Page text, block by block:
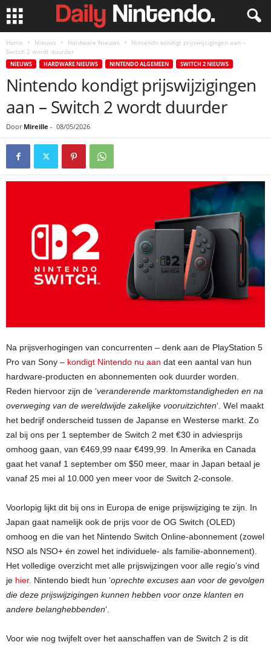
Home Nieuws Hardware Nieuws
Nintendo kondigt prijswijzigingen aan –
Switch 2 wordt duurder
NIEUWS HARDWARE NIEUWS NINTENDO ALGEMEEN SWITCH 2 NIEUWS
Nintendo kondigt prijswijzigingen
aan – Switch 2 wordt duurder
Door Mireille - 08/05/2026
Na prijsverhogingen van concurrenten – denk aan de PlayStation 5
Pro van Sony – kondigt Nintendo nu aan dat een aantal van hun
hardware-producten en abonnementen ook duurder worden.
Reden hiervoor zijn de ‘veranderende marktomstandigheden en na
overweging van de wereldwijde zakelijke vooruitzichten‘. Wel maakt
het bedrijf onderscheid tussen de Japanse en Westerse markt. Zo
zal bij ons per 1 september de Switch 2 met €30 in adviesprijs
omhoog gaan, van €469,99 naar €499,99. In Amerika en Canada
gaat het vanaf 1 september om $50 meer, maar in Japan betaal je
vanaf 25 mei al 10.000 yen meer voor de Switch 2-console.
Voorlopig lijkt dit bij ons in Europa de enige prijswijziging te zijn. In
Japan gaat namelijk ook de prijs voor de OG Switch (OLED)
omhoog en die van het Nintendo Switch Online-abonnement (zowel
NSO als NSO+ én zowel het individuele- als familie-abonnement).
Het volledige overzicht met alle prijswijzingen voor alle regio’s vind
je hier. Nintendo biedt hun ‘oprechte excuses aan voor de gevolgen
die deze prijswijzigingen kunnen hebben voor onze klanten en
andere belanghebbenden‘.
Voor wie nog twijfelt over het aanschaffen van de Switch 2 is dit